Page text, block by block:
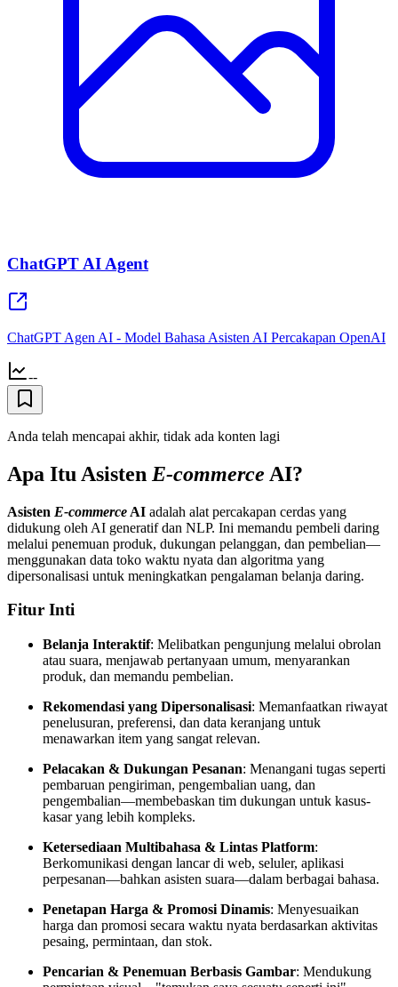
ChatGPT AI Agent
ChatGPT Agen AI - Model Bahasa Asisten AI Percakapan OpenAI
--
Anda telah mencapai akhir, tidak ada konten lagi
Apa Itu Asisten E-commerce AI?
Asisten E-commerce AI adalah alat percakapan cerdas yang
didukung oleh AI generatif dan NLP. Ini memandu pembeli daring
melalui penemuan produk, dukungan pelanggan, dan pembelian—
menggunakan data toko waktu nyata dan algoritma yang
dipersonalisasi untuk meningkatkan pengalaman belanja daring.
Fitur Inti
Belanja Interaktif: Melibatkan pengunjung melalui obrolan
atau suara, menjawab pertanyaan umum, menyarankan
produk, dan memandu pembelian.
Rekomendasi yang Dipersonalisasi: Memanfaatkan riwayat
penelusuran, preferensi, dan data keranjang untuk
menawarkan item yang sangat relevan.
Pelacakan & Dukungan Pesanan: Menangani tugas seperti
pembaruan pengiriman, pengembalian uang, dan
pengembalian—membebaskan tim dukungan untuk kasus-
kasar yang lebih kompleks.
Ketersediaan Multibahasa & Lintas Platform:
Berkomunikasi dengan lancar di web, seluler, aplikasi
perpesanan—bahkan asisten suara—dalam berbagai bahasa.
Penetapan Harga & Promosi Dinamis: Menyesuaikan
harga dan promosi secara waktu nyata berdasarkan aktivitas
pesaing, permintaan, dan stok.
Pencarian & Penemuan Berbasis Gambar: Mendukung